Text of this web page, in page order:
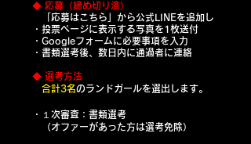
◆ ​応募（締め切り済）
「応募はこちら」から公式LINEを追加し
・投票ページに表示する写真を1枚送付
​・Googleフォームに必要事項を入力
・書類選考後、数日内に通過者に連絡
◆ 選考方法
合計3名のランドガールを選出します。
・１次審査：書類選考
（オファーがあった方は選考免除）